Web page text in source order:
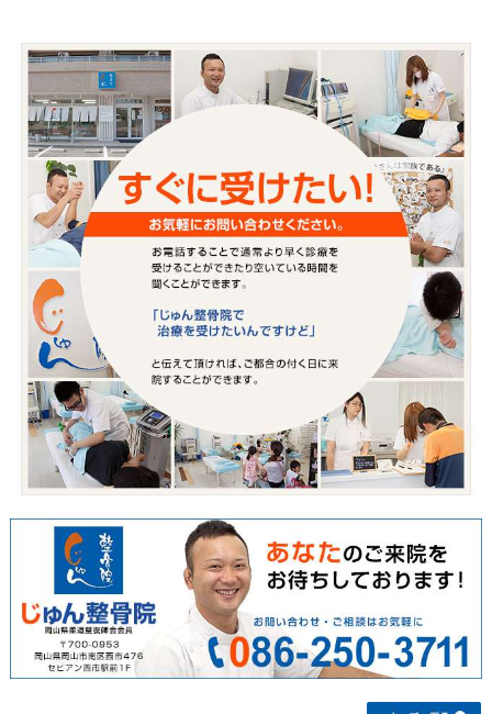
当院へのアクセス情報
所在地
〒700-0953 岡山県岡山市南区西市
1F
予約
初診時のみ予約優先
電話番号
086-250-3711
駐車場
10台
休診日